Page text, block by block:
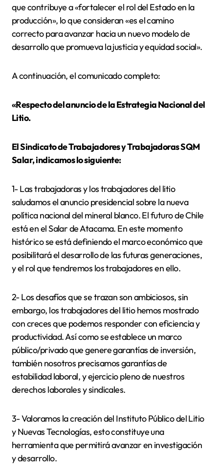
que contribuye a «fortalecer el rol del Estado en la
producción», lo que consideran «es el camino
correcto para avanzar hacia un nuevo modelo de
desarrollo que promueva la justicia y equidad social».
A continuación, el comunicado completo:
«Respecto del anuncio de la Estrategia Nacional del
Litio.
El Sindicato de Trabajadores y Trabajadoras SQM
Salar, indicamos lo siguiente:
1- Las trabajadoras y los trabajadores del litio
saludamos el anuncio presidencial sobre la nueva
política nacional del mineral blanco. El futuro de Chile
está en el Salar de Atacama. En este momento
histórico se está definiendo el marco económico que
posibilitará el desarrollo de las futuras generaciones,
y el rol que tendremos los trabajadores en ello.
2- Los desafíos que se trazan son ambiciosos, sin
embargo, los trabajadores del litio hemos mostrado
con creces que podemos responder con eficiencia y
productividad. Así como se establece un marco
público/privado que genere garantías de inversión,
también nosotros precisamos garantías de
estabilidad laboral, y ejercicio pleno de nuestros
derechos laborales y sindicales.
3- Valoramos la creación del Instituto Público del Litio
y Nuevas Tecnologías, esto constituye una
herramienta que permitirá avanzar en investigación
y desarrollo.